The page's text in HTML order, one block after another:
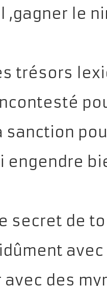
,gagner le
trésors
engendre
secret de
des